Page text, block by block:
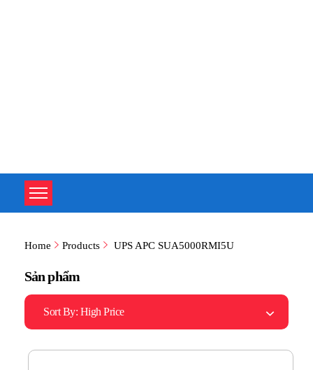
Home Products UPS APC SUA5000RMI5U
Sản phẩm
Sort By: High Price